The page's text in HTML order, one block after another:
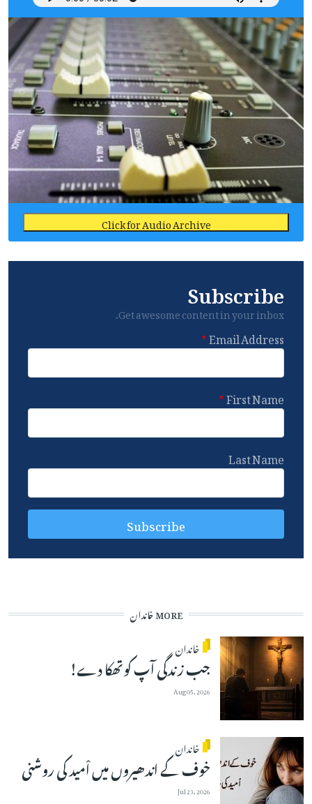
Click for Audio Archive
Subscribe
Get awesome content in your inbox.
Email Address
First Name
Last Name
MORE خاندان
خاندان
جب زندگی آپ کوتھکا دے!
Aug 05, 2026
خاندان
خوف کے اندھیروں میں اْمید کی روشنی
Jul 23, 2026